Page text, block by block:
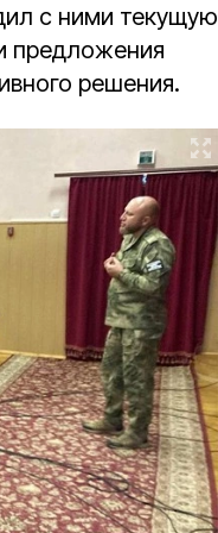
с ними текущую
предложения
решения.